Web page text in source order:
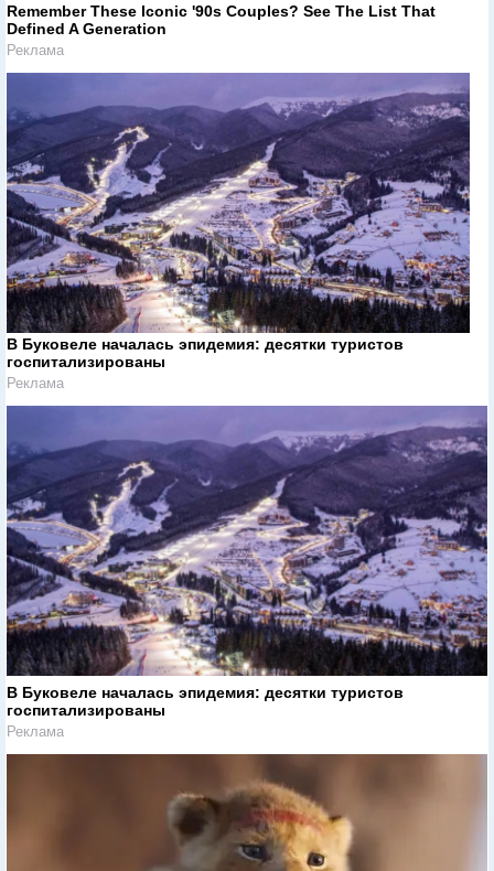
Remember These Iconic '90s Couples? See The List That
Defined A Generation
Реклама
В Буковеле началась эпидемия: десятки туристов
госпитализированы
Реклама
В Буковеле началась эпидемия: десятки туристов
госпитализированы
Реклама